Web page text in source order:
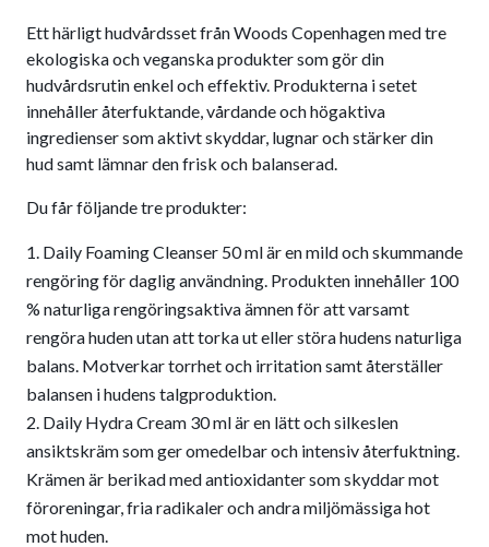
Ett härligt hudvårdsset från Woods Copenhagen med tre
ekologiska och veganska produkter som gör din
hudvårdsrutin enkel och effektiv. Produkterna i setet
innehåller återfuktande, vårdande och högaktiva
ingredienser som aktivt skyddar, lugnar och stärker din
hud samt lämnar den frisk och balanserad.
Du får följande tre produkter:
Daily Foaming Cleanser 50 ml är en mild och skummande
rengöring för daglig användning. Produkten innehåller 100
% naturliga rengöringsaktiva ämnen för att varsamt
rengöra huden utan att torka ut eller störa hudens naturliga
balans. Motverkar torrhet och irritation samt återställer
balansen i hudens talgproduktion.
Daily Hydra Cream 30 ml är en lätt och silkeslen
ansiktskräm som ger omedelbar och intensiv återfuktning.
Krämen är berikad med antioxidanter som skyddar mot
föroreningar, fria radikaler och andra miljömässiga hot
mot huden.